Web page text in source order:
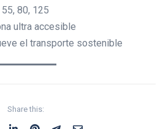
80, 125
ultra accesible
el transporte sostenible
Share this: